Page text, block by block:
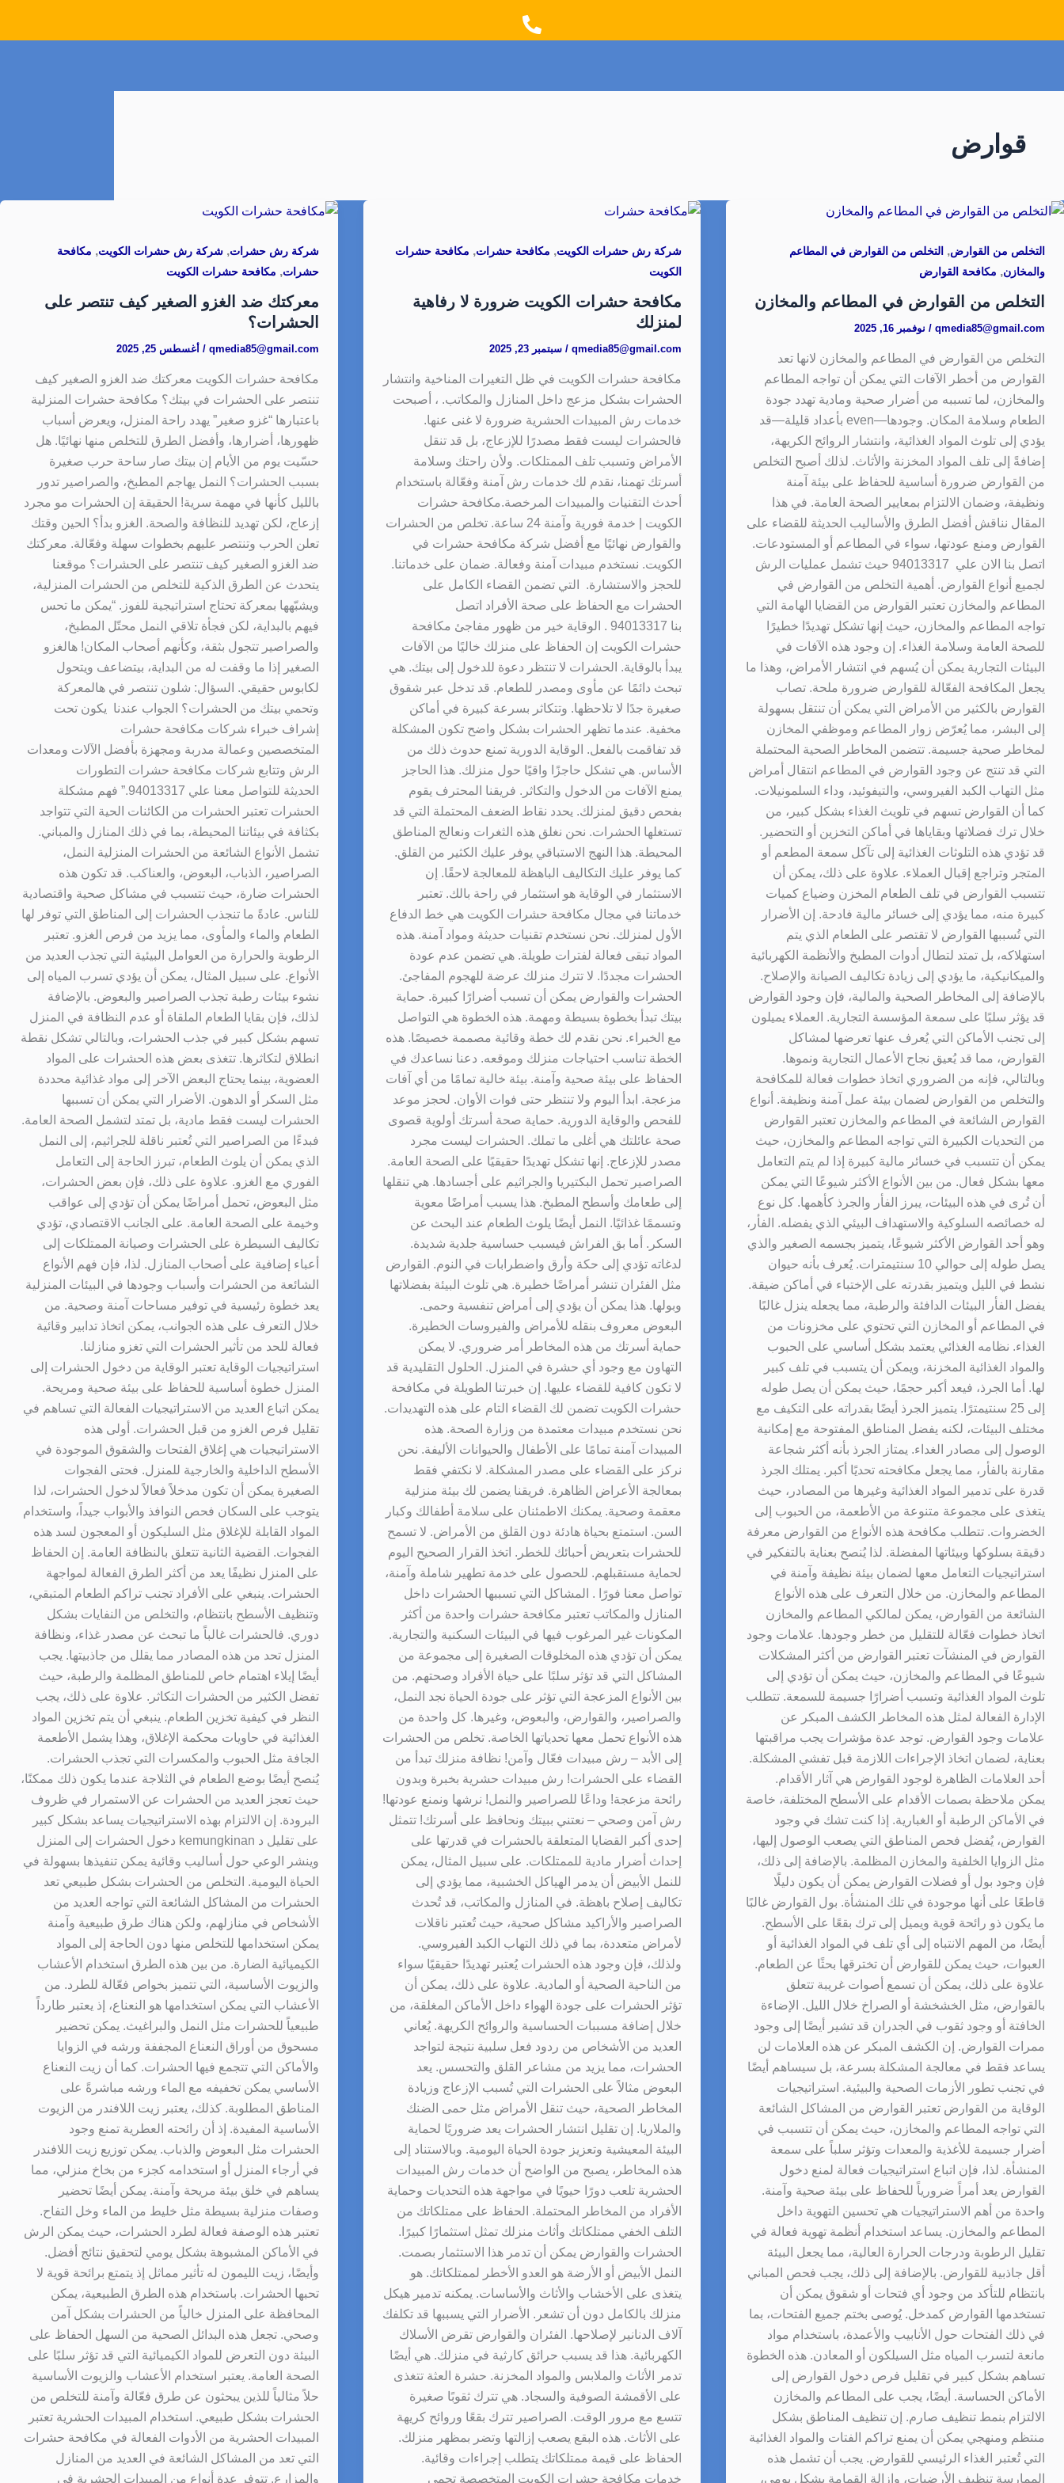
o
r
قوارض
التخلص من القوارض, التخلص من القوارض في المطاعم
والمخازن, مكافحة القوارض
التخلص من القوارض في المطاعم والمخازن
qmedia85@gmail.com
/ نوفمبر 16, 2025
التخلص من القوارض في المطاعم والمخازن لانها تعد
القوارض من أخطر الآفات التي يمكن أن تواجه المطاعم
والمخازن، لما تسببه من أضرار صحية ومادية تهدد جودة
الطعام وسلامة المكان. وجودها—even بأعداد قليلة—قد
يؤدي إلى تلوث المواد الغذائية، وانتشار الروائح الكريهة،
إضافةً إلى تلف المواد المخزنة والأثاث. لذلك أصبح التخلص
من القوارض ضرورة أساسية للحفاظ على بيئة آمنة
ونظيفة، وضمان الالتزام بمعايير الصحة العامة. في هذا
المقال نناقش أفضل الطرق والأساليب الحديثة للقضاء على
القوارض ومنع عودتها، سواء في المطاعم أو المستودعات.
اتصل بنا الان علي 94013317 حيث تشمل عمليات الرش
لجميع أنواع القوارض. أهمية التخلص من القوارض في
المطاعم والمخازن تعتبر القوارض من القضايا الهامة التي
تواجه المطاعم والمخازن، حيث إنها تشكل تهديدًا خطيرًا
للصحة العامة وسلامة الغذاء. إن وجود هذه الآفات في
البيئات التجارية يمكن أن يُسهم في انتشار الأمراض، وهذا ما
يجعل المكافحة الفعّالة للقوارض ضرورة ملحة. تصاب
القوارض بالكثير من الأمراض التي يمكن أن تنتقل بسهولة
إلى البشر، مما يُعرّض زوار المطاعم وموظفي المخازن
لمخاطر صحية جسيمة. تتضمن المخاطر الصحية المحتملة
التي قد تنتج عن وجود القوارض في المطاعم انتقال أمراض
مثل التهاب الكبد الفيروسي، والتيفوئيد، وداء السلمونيلات.
كما أن القوارض تسهم في تلويث الغذاء بشكل كبير، من
خلال ترك فضلاتها وبقاياها في أماكن التخزين أو التحضير.
قد تؤدي هذه التلوثات الغذائية إلى تآكل سمعة المطعم أو
المتجر وتراجع إقبال العملاء. علاوة على ذلك، يمكن أن
تتسبب القوارض في تلف الطعام المخزن وضياع كميات
كبيرة منه، مما يؤدي إلى خسائر مالية فادحة. إن الأضرار
التي تُسببها القوارض لا تقتصر على الطعام الذي يتم
استهلاكه، بل تمتد لتطال أدوات المطبخ والأنظمة الكهربائية
والميكانيكية، ما يؤدي إلى زيادة تكاليف الصيانة والإصلاح.
بالإضافة إلى المخاطر الصحية والمالية، فإن وجود القوارض
قد يؤثر سلبًا على سمعة المؤسسة التجارية. العملاء يميلون
إلى تجنب الأماكن التي يُعرف عنها تعرضها لمشاكل
القوارض، مما قد يُعيق نجاح الأعمال التجارية ونموها.
وبالتالي، فإنه من الضروري اتخاذ خطوات فعالة للمكافحة
والتخلص من القوارض لضمان بيئة عمل آمنة ونظيفة. أنواع
القوارض الشائعة في المطاعم والمخازن تعتبر القوارض
من التحديات الكبيرة التي تواجه المطاعم والمخازن، حيث
يمكن أن تتسبب في خسائر مالية كبيرة إذا لم يتم التعامل
معها بشكل فعال. من بين الأنواع الأكثر شيوعًا التي يمكن
أن تُرى في هذه البيئات، يبرز الفأر والجرذ كأهمها. كل نوع
له خصائصه السلوكية والاستهداف البيئي الذي يفضله. الفأر،
وهو أحد القوارض الأكثر شيوعًا، يتميز بجسمه الصغير والذي
يصل طوله إلى حوالي 10 سنتيمترات. يُعرف بأنه حيوان
نشط في الليل ويتميز بقدرته على الإختباء في أماكن ضيقة.
يفضل الفأر البيئات الدافئة والرطبة، مما يجعله ينزل غالبًا
في المطاعم أو المخازن التي تحتوي على مخزونات من
الغذاء. نظامه الغذائي يعتمد بشكل أساسي على الحبوب
والمواد الغذائية المخزنة، ويمكن أن يتسبب في تلف كبير
لها. أما الجرذ، فيعد أكبر حجمًا، حيث يمكن أن يصل طوله
إلى 25 سنتيمترًا. يتميز الجرذ أيضًا بقدراته على التكيف مع
مختلف البيئات، لكنه يفضل المناطق المفتوحة مع إمكانية
الوصول إلى مصادر الغداء. يمتاز الجرذ بأنه أكثر شجاعة
مقارنة بالفأر، مما يجعل مكافحته تحديًا أكبر. يمتلك الجرذ
قدرة على تدمير المواد الغذائية وغيرها من المصادر، حيث
يتغذى على مجموعة متنوعة من الأطعمة، من الحبوب إلى
الخضروات. تتطلب مكافحة هذه الأنواع من القوارض معرفة
دقيقة بسلوكها وبيئاتها المفضلة. لذا يُنصح بعناية بالتفكير في
استراتيجيات التعامل معها لضمان بيئة نظيفة وآمنة في
المطاعم والمخازن. من خلال التعرف على هذه الأنواع
الشائعة من القوارض، يمكن لمالكي المطاعم والمخازن
اتخاذ خطوات فعّالة للتقليل من خطر وجودها. علامات وجود
القوارض في المنشآت تعتبر القوارض من أكثر المشكلات
شيوعًا في المطاعم والمخازن، حيث يمكن أن تؤدي إلى
تلوث المواد الغذائية وتسبب أضرارًا جسيمة للسمعة. تتطلب
الإدارة الفعالة لمثل هذه المخاطر الكشف المبكر عن
علامات وجود القوارض. توجد عدة مؤشرات يجب مراقبتها
بعناية، لضمان اتخاذ الإجراءات اللازمة قبل تفشي المشكلة.
أحد العلامات الظاهرة لوجود القوارض هي آثار الأقدام.
يمكن ملاحظة بصمات الأقدام على الأسطح المختلفة، خاصة
في الأماكن الرطبة أو الغبارية. إذا كنت تشك في وجود
القوارض، يُفضل فحص المناطق التي يصعب الوصول إليها،
مثل الزوايا الخلفية والمخازن المظلمة. بالإضافة إلى ذلك،
فإن وجود بول أو فضلات القوارض يمكن أن يكون دليلًا
قاطعًا على أنها موجودة في تلك المنشأة. بول القوارض غالبًا
ما يكون ذو رائحة قوية ويميل إلى ترك بقعًا على الأسطح.
أيضًا، من المهم الانتباه إلى أي تلف في المواد الغذائية أو
العبوات، حيث يمكن للقوارض أن تخترقها بحثًا عن الطعام.
علاوة على ذلك، يمكن أن تسمع أصوات غريبة تتعلق
بالقوارض، مثل الخشخشة أو الصراخ خلال الليل. الإضاءة
الخافتة أو وجود ثقوب في الجدران قد تشير أيضًا إلى وجود
ممرات القوارض. إن الكشف المبكر عن هذه العلامات لن
يساعد فقط في معالجة المشكلة بسرعة، بل سيساهم أيضًا
في تجنب تطور الأزمات الصحية والبيئية. استراتيجيات
الوقاية من القوارض تعتبر القوارض من المشاكل الشائعة
التي تواجه المطاعم والمخازن، حيث يمكن أن تتسبب في
أضرار جسيمة للأغذية والمعدات وتؤثر سلباً على سمعة
المنشأة. لذا، فإن اتباع استراتيجيات فعالة لمنع دخول
القوارض يعد أمراً ضرورياً للحفاظ على بيئة صحية وآمنة.
واحدة من أهم الاستراتيجيات هي تحسين التهوية داخل
المطاعم والمخازن. يساعد استخدام أنظمة تهوية فعالة في
تقليل الرطوبة ودرجات الحرارة العالية، مما يجعل البيئة
أقل جاذبية للقوارض. بالإضافة إلى ذلك، يجب فحص المباني
بانتظام للتأكد من وجود أي فتحات أو شقوق يمكن أن
تستخدمها القوارض كمدخل. يُوصى بختم جميع الفتحات، بما
في ذلك الفتحات حول الأنابيب والأعمدة، باستخدام مواد
مانعة لتسرب المياه مثل السيلكون أو المعادن. هذه الخطوة
تساهم بشكل كبير في تقليل فرص دخول القوارض إلى
الأماكن الحساسة. أيضًا، يجب على المطاعم والمخازن
الالتزام بنمط تنظيف صارم. إن تنظيف المناطق بشكل
منتظم ومنهجي يمكن أن يمنع تراكم الفتات والمواد الغذائية
التي تُعتبر الغذاء الرئيسي للقوارض. يجب أن تشمل هذه
الممارسة تنظيف الأرضيات، وإزالة القمامة بشكل يومي،
شركة رش حشرات الكويت, مكافحة حشرات, مكافحة حشرات
الكويت
مكافحة حشرات الكويت ضرورة لا رفاهية
لمنزلك
qmedia85@gmail.com
/ سبتمبر 23, 2025
مكافحة حشرات الكويت في ظل التغيرات المناخية وانتشار
الحشرات بشكل مزعج داخل المنازل والمكاتب. ، أصبحت
خدمات رش المبيدات الحشرية ضرورة لا غنى عنها.
فالحشرات ليست فقط مصدرًا للإزعاج، بل قد تنقل
الأمراض وتسبب تلف الممتلكات. ولأن راحتك وسلامة
أسرتك تهمنا، نقدم لك خدمات رش آمنة وفعّالة باستخدام
أحدث التقنيات والمبيدات المرخصة.مكافحة حشرات
الكويت | خدمة فورية وآمنة 24 ساعة. تخلص من الحشرات
والقوارض نهائيًا مع أفضل شركة مكافحة حشرات في
الكويت. نستخدم مبيدات آمنة وفعالة. ضمان على خدماتنا.
للحجز والاستشارة. التي تضمن القضاء الكامل على
الحشرات مع الحفاظ على صحة الأفراد اتصل
بنا 94013317 . الوقاية خير من ظهور مفاجئ مكافحة
حشرات الكويت إن الحفاظ على منزلك خاليًا من الآفات
يبدأ بالوقاية. الحشرات لا تنتظر دعوة للدخول إلى بيتك. هي
تبحث دائمًا عن مأوى ومصدر للطعام. قد تدخل عبر شقوق
صغيرة جدًا لا تلاحظها. وتتكاثر بسرعة كبيرة في أماكن
مخفية. عندما تظهر الحشرات بشكل واضح تكون المشكلة
قد تفاقمت بالفعل. الوقاية الدورية تمنع حدوث ذلك من
الأساس. هي تشكل حاجزًا واقيًا حول منزلك. هذا الحاجز
يمنع الآفات من الدخول والتكاثر. فريقنا المحترف يقوم
بفحص دقيق لمنزلك. يحدد نقاط الضعف المحتملة التي قد
تستغلها الحشرات. نحن نغلق هذه الثغرات ونعالج المناطق
المحيطة. هذا النهج الاستباقي يوفر عليك الكثير من القلق.
كما يوفر عليك التكاليف الباهظة للمعالجة لاحقًا. إن
الاستثمار في الوقاية هو استثمار في راحة بالك. تعتبر
خدماتنا في مجال مكافحة حشرات الكويت هي خط الدفاع
الأول لمنزلك. نحن نستخدم تقنيات حديثة ومواد آمنة. هذه
المواد تبقى فعالة لفترات طويلة. هي تضمن عدم عودة
الحشرات مجددًا. لا تترك منزلك عرضة للهجوم المفاجئ.
الحشرات والقوارض يمكن أن تسبب أضرارًا كبيرة. حماية
بيتك تبدأ بخطوة بسيطة ومهمة. هذه الخطوة هي التواصل
مع الخبراء. نحن نقدم لك خطة وقائية مصممة خصيصًا. هذه
الخطة تناسب احتياجات منزلك وموقعه. دعنا نساعدك في
الحفاظ على بيئة صحية وآمنة. بيئة خالية تمامًا من أي آفات
مزعجة. ابدأ اليوم ولا تنتظر حتى فوات الأوان. لحجز موعد
للفحص والوقاية الدورية. حماية صحة أسرتك أولوية قصوى
صحة عائلتك هي أغلى ما تملك. الحشرات ليست مجرد
مصدر للإزعاج. إنها تشكل تهديدًا حقيقيًا على الصحة العامة.
الصراصير تحمل البكتيريا والجراثيم على أجسادها. هي تنقلها
إلى طعامك وأسطح المطبخ. هذا يسبب أمراضًا معوية
وتسممًا غذائيًا. النمل أيضًا يلوث الطعام عند البحث عن
السكر. أما بق الفراش فيسبب حساسية جلدية شديدة.
لدغاته تؤدي إلى حكة وأرق واضطرابات في النوم. القوارض
مثل الفئران تنشر أمراضًا خطيرة. هي تلوث البيئة بفضلاتها
وبولها. هذا يمكن أن يؤدي إلى أمراض تنفسية وحمى.
البعوض معروف بنقله للأمراض والفيروسات الخطيرة.
حماية أسرتك من هذه المخاطر أمر ضروري. لا يمكن
التهاون مع وجود أي حشرة في المنزل. الحلول التقليدية قد
لا تكون كافية للقضاء عليها. إن خبرتنا الطويلة في مكافحة
حشرات الكويت تضمن لك القضاء التام على هذه التهديدات.
نحن نستخدم مبيدات معتمدة من وزارة الصحة. هذه
المبيدات آمنة تمامًا على الأطفال والحيوانات الأليفة. نحن
نركز على القضاء على مصدر المشكلة. لا نكتفي فقط
بمعالجة الأعراض الظاهرة. فريقنا يضمن لك بيئة منزلية
معقمة وصحية. يمكنك الاطمئنان على سلامة أطفالك وكبار
السن. استمتع بحياة هادئة دون القلق من الأمراض. لا تسمح
للحشرات بتعريض أحبائك للخطر. اتخذ القرار الصحيح اليوم
لحماية مستقبلهم. للحصول على خدمة تطهير شاملة وآمنة،
تواصل معنا فورًا . المشاكل التي تسببها الحشرات داخل
المنازل والمكاتب تعتبر مكافحة حشرات واحدة من أكثر
المكونات غير المرغوب فيها في البيئات السكنية والتجارية.
يمكن أن تؤدي هذه المخلوقات الصغيرة إلى مجموعة من
المشاكل التي قد تؤثر سلبًا على حياة الأفراد وصحتهم. من
بين الأنواع المزعجة التي تؤثر على جودة الحياة نجد النمل،
والصراصير، والقوارض، والبعوض، وغيرها. كل واحدة من
هذه الأنواع تحمل معها تحدياتها الخاصة. تخلص من الحشرات
إلى الأبد – رش مبيدات فعّال وآمن! نظافة منزلك تبدأ من
القضاء على الحشرات! رش مبيدات حشرية بخبرة وبدون
رائحة مزعجة! وداعًا للصراصير والنمل! نرشها ونمنع عودتها!
رش آمن وصحي – نعتني ببيتك ونحافظ على أسرتك! تتمثل
إحدى أكبر القضايا المتعلقة بالحشرات في قدرتها على
إحداث أضرار مادية للممتلكات. على سبيل المثال، يمكن
للنمل الأبيض أن يدمر الهياكل الخشبية، مما يؤدي إلى
تكاليف إصلاح باهظة. في المنازل والمكاتب، قد تُحدث
الصراصير والأراكيد مشاكل صحية، حيث تُعتبر ناقلات
لأمراض متعددة، بما في ذلك التهاب الكبد الفيروسي.
ولذلك، فإن وجود هذه الحشرات يُعتبر تهديدًا حقيقيًا سواء
من الناحية الصحية أو المادية. علاوة على ذلك، يمكن أن
تؤثر الحشرات على جودة الهواء داخل الأماكن المغلقة، من
خلال إضافة مسببات الحساسية والروائح الكريهة. يُعاني
العديد من الأشخاص من ردود فعل سلبية نتيجة لتواجد
الحشرات، مما يزيد من مشاعر القلق والتحسس. يعد
البعوض مثالاً على الحشرات التي تُسبب الإزعاج وزيادة
المخاطر الصحية، حيث تنقل الأمراض مثل حمى الضنك
والملاريا. إن تقليل انتشار الحشرات يعد ضروريًا لحماية
البيئة المعيشية وتعزيز جودة الحياة اليومية. وبالاستناد إلى
هذه المخاطر، يصبح من الواضح أن خدمات رش المبيدات
الحشرية تلعب دورًا حيويًا في مواجهة هذه التحديات وحماية
الأفراد من المخاطر المحتملة. الحفاظ على ممتلكاتك من
التلف الخفي ممتلكاتك وأثاث منزلك تمثل استثمارًا كبيرًا.
الحشرات والقوارض يمكن أن تدمر هذا الاستثمار بصمت.
النمل الأبيض أو الأرضة هو العدو الأخطر لممتلكاتك. هو
يتغذى على الأخشاب والأثاث والأساسات. يمكنه تدمير هيكل
منزلك بالكامل دون أن تشعر. الأضرار التي يسببها قد تكلفك
آلاف الدنانير لإصلاحها. الفئران والقوارض تقرض الأسلاك
الكهربائية. هذا قد يسبب حرائق كارثية في منزلك. هي أيضًا
تدمر الأثاث والملابس والمواد المخزنة. حشرة العثة تتغذى
على الأقمشة الصوفية والسجاد. هي تترك ثقوبًا صغيرة
تتسع مع مرور الوقت. الصراصير تترك بقعًا وروائح كريهة
على الأثاث. هذه البقع يصعب إزالتها وتضر بمظهر منزلك.
الحفاظ على قيمة ممتلكاتك يتطلب إجراءات وقائية.
خدمات مكافحة حشرات الكويت المتخصصة تحمي
شركة رش حشرات,شركة رش حشرات الكويت, مكافحة
حشرات, مكافحة حشرات الكويت
معركتك ضد الغزو الصغير كيف تنتصر على
الحشرات؟
qmedia85@gmail.com
/ أغسطس 25, 2025
مكافحة حشرات الكويت معركتك ضد الغزو الصغير كيف
تنتصر على الحشرات في بيتك؟ مكافحة حشرات المنزلية
باعتبارها “غزو صغير” يهدد راحة المنزل، ويعرض أسباب
ظهورها، أضرارها، وأفضل الطرق للتخلص منها نهائيًا. هل
حسّيت يوم من الأيام إن بيتك صار ساحة حرب صغيرة
بسبب الحشرات؟ النمل يهاجم المطبخ، والصراصير تدور
بالليل كأنها في مهمة سرية! الحقيقة إن الحشرات مو مجرد
إزعاج، لكن تهديد للنظافة والصحة. الغزو بدأ؟ الحين وقتك
تعلن الحرب وتنتصر عليهم بخطوات سهلة وفعّالة. معركتك
ضد الغزو الصغير كيف تنتصر على الحشرات؟ موقعنا
يتحدث عن الطرق الذكية للتخلص من الحشرات المنزلية،
ويشبّهها بمعركة تحتاج استراتيجية للفوز. “يمكن ما تحس
فيهم بالبداية، لكن فجأة تلاقي النمل محتّل المطبخ،
والصراصير تتجول بثقة، وكأنهم أصحاب المكان! هالغزو
الصغير إذا ما وقفت له من البداية، بيتضاعف ويتحول
لكابوس حقيقي. السؤال: شلون تنتصر في هالمعركة
وتحمي بيتك من الحشرات؟ الجواب عندنا يكون تحت
إشراف خبراء شركات مكافحة حشرات
المتخصصين وعمالة مدربة ومجهزة بأفضل الآلات ومعدات
الرش وتتابع شركات مكافحة حشرات التطورات
الحديثة للتواصل معنا علي 94013317.” فهم مشكلة
الحشرات تعتبر الحشرات من الكائنات الحية التي تتواجد
بكثافة في بيئاتنا المحيطة، بما في ذلك المنازل والمباني.
تشمل الأنواع الشائعة من الحشرات المنزلية النمل،
الصراصير، الذباب، البعوض، والعناكب. قد تكون هذه
الحشرات ضارة، حيث تتسبب في مشاكل صحية واقتصادية
للناس. عادةً ما تنجذب الحشرات إلى المناطق التي توفر لها
الطعام والماء والمأوى، مما يزيد من فرص الغزو. تعتبر
الرطوبة والحرارة من العوامل البيئية التي تجذب العديد من
الأنواع. على سبيل المثال، يمكن أن يؤدي تسرب المياه إلى
نشوء بيئات رطبة تجذب الصراصير والبعوض. بالإضافة
لذلك، فإن بقايا الطعام الملقاة أو عدم النظافة في المنزل
تسهم بشكل كبير في جذب الحشرات، وبالتالي تشكل نقطة
انطلاق لتكاثرها. تتغذى بعض هذه الحشرات على المواد
العضوية، بينما يحتاج البعض الآخر إلى مواد غذائية محددة
مثل السكر أو الدهون. الأضرار التي يمكن أن تسببها
الحشرات ليست فقط مادية، بل تمتد لتشمل الصحة العامة.
فبدءًا من الصراصير التي تُعتبر ناقلة للجراثيم، إلى النمل
الذي يمكن أن يلوث الطعام، تبرز الحاجة إلى التعامل
الفوري مع الغزو. علاوة على ذلك، فإن بعض الحشرات،
مثل البعوض، تحمل أمراضًا يمكن أن تؤدي إلى عواقب
وخيمة على الصحة العامة. على الجانب الاقتصادي، تؤدي
تكاليف السيطرة على الحشرات وصيانة الممتلكات إلى
أعباء إضافية على أصحاب المنازل. لذا، فإن فهم الأنواع
الشائعة من الحشرات وأسباب وجودها في البيئات المنزلية
يعد خطوة رئيسية في توفير مساحات آمنة وصحية. من
خلال التعرف على هذه الجوانب، يمكن اتخاذ تدابير وقائية
فعالة للحد من تأثير الحشرات التي تغزو منازلنا.
استراتيجيات الوقاية تعتبر الوقاية من دخول الحشرات إلى
المنزل خطوة أساسية للحفاظ على بيئة صحية ومريحة.
يمكن اتباع العديد من الاستراتيجيات الفعالة التي تساهم في
تقليل فرص الغزو من قبل الحشرات. أولى هذه
الاستراتيجيات هي إغلاق الفتحات والشقوق الموجودة في
الأسطح الداخلية والخارجية للمنزل. فحتى الفجوات
الصغيرة يمكن أن تكون مدخلاً فعالاً لدخول الحشرات، لذا
يتوجب على السكان فحص النوافذ والأبواب جيداً، واستخدام
المواد القابلة للإغلاق مثل السليكون أو المعجون لسد هذه
الفجوات. القضية الثانية تتعلق بالنظافة العامة. إن الحفاظ
على المنزل نظيفًا يعد من أكثر الطرق الفعالة لمواجهة
الحشرات. ينبغي على الأفراد تجنب تراكم الطعام المتبقي،
وتنظيف الأسطح بانتظام، والتخلص من النفايات بشكل
دوري. فالحشرات غالباً ما تبحث عن مصدر غذاء، ونظافة
المنزل تحد من هذه المصادر مما يقلل من جاذبيتها. يجب
أيضًا إيلاء اهتمام خاص للمناطق المظلمة والرطبة، حيث
تفضل الكثير من الحشرات التكاثر. علاوة على ذلك، يجب
النظر في كيفية تخزين الطعام. ينبغي أن يتم تخزين المواد
الغذائية في حاويات محكمة الإغلاق، وهذا يشمل الأطعمة
الجافة مثل الحبوب والمكسرات التي تجذب الحشرات.
يُنصح أيضًا بوضع الطعام في الثلاجة عندما يكون ذلك ممكنًا،
حيث تعجز العديد من الحشرات عن الاستمرار في ظروف
البرودة. إن الالتزام بهذه الاستراتيجيات يساعد بشكل كبير
على تقليل د kemungkinan دخول الحشرات إلى المنزل
وينشر الوعي حول أساليب وقائية يمكن تنفيذها بسهولة في
الحياة اليومية. التخلص من الحشرات بشكل طبيعي تعد
الحشرات من المشاكل الشائعة التي تواجه العديد من
الأشخاص في منازلهم، ولكن هناك طرق طبيعية وآمنة
يمكن استخدامها للتخلص منها دون الحاجة إلى المواد
الكيميائية الضارة. من بين هذه الطرق استخدام الأعشاب
والزيوت الأساسية، التي تتميز بخواص فعّالة للطرد. من
الأعشاب التي يمكن استخدامها هو النعناع، إذ يعتبر طارداً
طبيعياً للحشرات مثل النمل والبراغيث. يمكن تحضير
مسحوق من أوراق النعناع المجففة ورشه في الزوايا
والأماكن التي تتجمع فيها الحشرات. كما أن زيت النعناع
الأساسي يمكن تخفيفه مع الماء ورشه مباشرةً على
المناطق المطلوبة. كذلك، يعتبر زيت اللافندر من الزيوت
الأساسية المفيدة. إذ أن رائحته العطرية تمنع وجود
الحشرات مثل البعوض والذباب. يمكن توزيع زيت اللافندر
في أرجاء المنزل أو استخدامه كجزء من بخاخ منزلي، مما
يساهم في خلق بيئة مريحة وآمنة. يمكن أيضًا تحضير
وصفات منزلية بسيطة مثل خليط من الماء وخل التفاح.
تعتبر هذه الوصفة فعالة لطرد الحشرات، حيث يمكن الرش
في الأماكن المشبوهة بشكل يومي لتحقيق نتائج أفضل.
وأيضًا، زيت الليمون له تأثير مماثل إذ يتمتع برائحة قوية لا
تحبها الحشرات. باستخدام هذه الطرق الطبيعية، يمكن
المحافظة على المنزل خالياً من الحشرات بشكل آمن
وصحي. تجعل هذه البدائل الصحية من السهل الحفاظ على
البيئة دون التعرض للمواد الكيميائية التي قد تؤثر سلبًا على
الصحة العامة. يعتبر استخدام الأعشاب والزيوت الأساسية
حلاً مثالياً للذين يبحثون عن طرق فعّالة وآمنة للتخلص من
الحشرات بشكل طبيعي. استخدام المبيدات الحشرية تعتبر
المبيدات الحشرية من الأدوات الفعالة في مكافحة حشرات
التي تعد من المشاكل الشائعة في العديد من المنازل
والمزارع. تتوفر عدة أنواع من المبيدات الحشرية في